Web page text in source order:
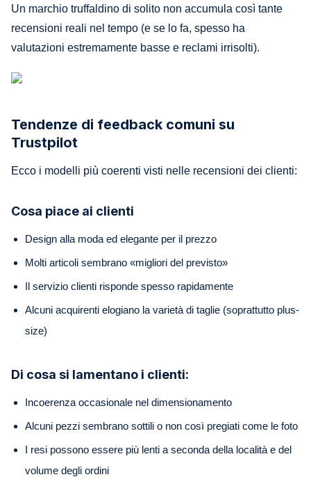
Un marchio truffaldino di solito non accumula così tante
recensioni reali nel tempo (e se lo fa, spesso ha
valutazioni estremamente basse e reclami irrisolti).
Tendenze di feedback comuni su
Trustpilot
Ecco i modelli più coerenti visti nelle recensioni dei clienti:
Cosa piace ai clienti
Design alla moda ed elegante per il prezzo
Molti articoli sembrano «migliori del previsto»
Il servizio clienti risponde spesso rapidamente
Alcuni acquirenti elogiano la varietà di taglie (soprattutto plus-
size)
Di cosa si lamentano i clienti:
Incoerenza occasionale nel dimensionamento
Alcuni pezzi sembrano sottili o non così pregiati come le foto
I resi possono essere più lenti a seconda della località e del
volume degli ordini